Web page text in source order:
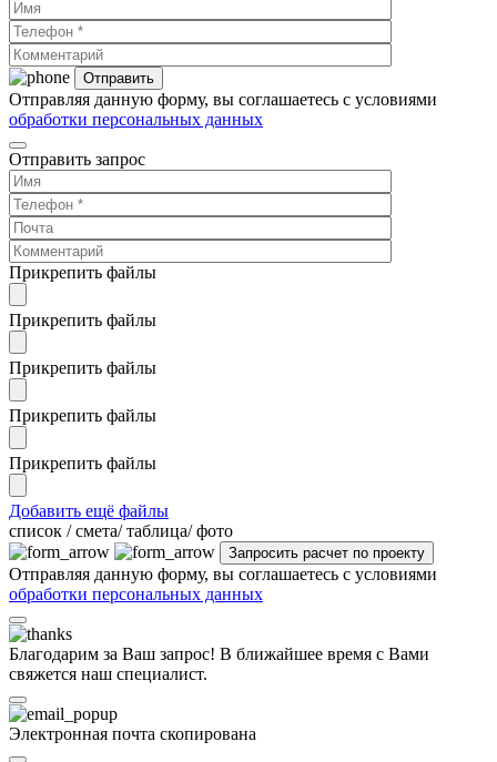
Отправляя данную форму, вы соглашаетесь с условиями
обработки персональных данных
Отправить запрос
Прикрепить файлы
Прикрепить файлы
Прикрепить файлы
Прикрепить файлы
Прикрепить файлы
Добавить ещё файлы
cписок / смета/ таблица/ фото
Отправляя данную форму, вы соглашаетесь с условиями
обработки персональных данных
Благодарим за Ваш запрос! В ближайшее время с Вами
свяжется наш специалист.
Электронная почта скопирована